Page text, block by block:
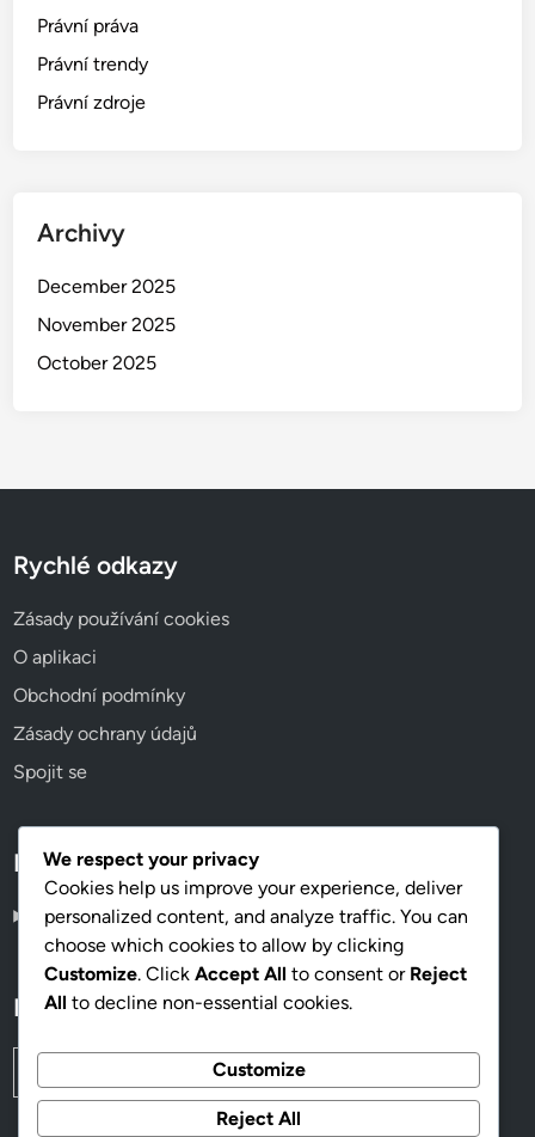
Právní práva
Právní trendy
Právní zdroje
Archivy
December 2025
November 2025
October 2025
Rychlé odkazy
Zásady používání cookies
O aplikaci
Obchodní podmínky
Zásady ochrany údajů
Spojit se
Language
Czech▾
Hledat
Search
for:
We respect your privacy
Cookies help us improve your experience, deliver
personalized content, and analyze traffic. You can
choose which cookies to allow by clicking
Customize. Click Accept All to consent or Reject
All to decline non-essential cookies.
Customize
Reject All